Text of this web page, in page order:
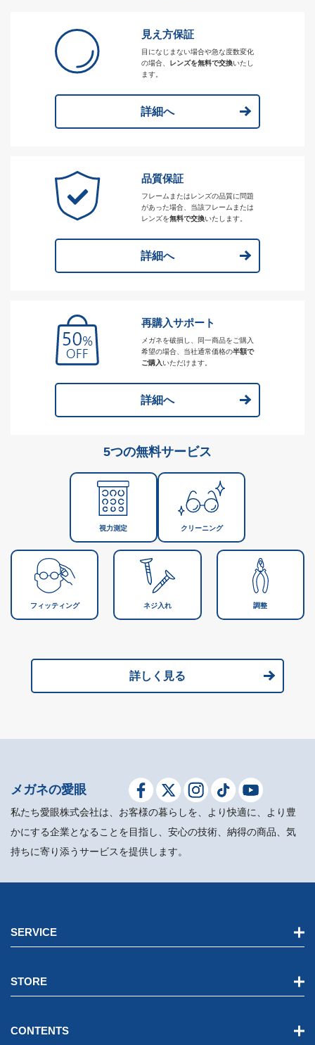
見え方保証
目になじまない場合や急な度数変化
の場合、
レンズを無料で交換いたし
ます。
詳細へ
品質保証
フレームまたはレンズの品質に問題
があった場合、当該フレームまたは
レンズを無料で交換いたします。
詳細へ
再購入サポート
メガネを破損し、同一商品をご購入
希望の場合、当社通常価格の半額で
ご購入いただけます。
詳細へ
5つの無料サービス
視力測定 クリーニング
フィッティング ネジ入れ 調整
詳しく見る
メガネの愛眼
私たち愛眼株式会社は、お客様の暮らしを、より快適に、より豊
かにする企業となることを目指し、安心の技術、納得の商品、気
持ちに寄り添うサービスを提供します。
SERVICE
STORE
CONTENTS